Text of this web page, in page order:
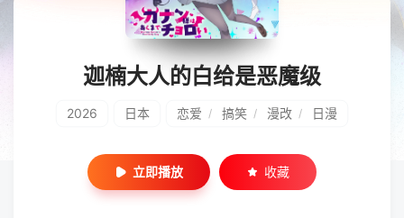
迦楠大人的白给是恶魔级
2026 日本 恋爱 / 搞笑 / 漫改 / 日漫
立即播放 收藏